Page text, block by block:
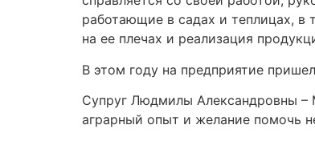
работающие в садах и теплицах, в
на ее плечах и реализация
В этом году на предприятие
Супруг Людмилы Александровны –
аграрный опыт и желание помочь